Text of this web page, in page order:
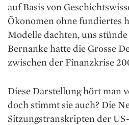
auf Basis von
Ökonomen ohne fundiertes
Modelle dachten, uns
Bernanke hatte die Grosse
zwischen der Finanzkrise
Diese Darstellung hört man
doch stimmt sie auch? Die
Sitzungstranskripten der